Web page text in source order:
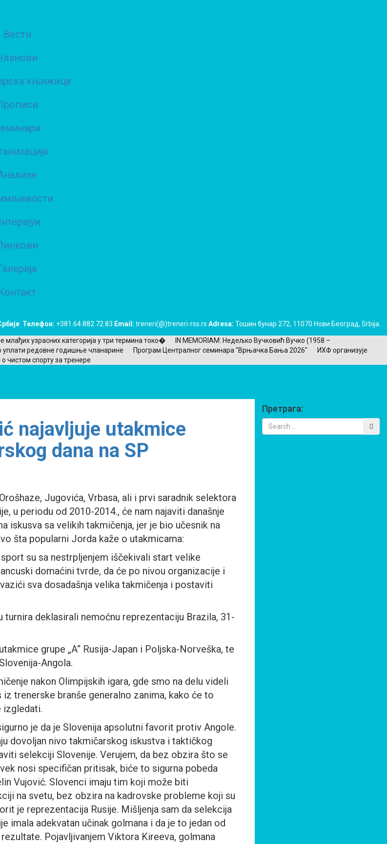
Вести
књижица
Телефон: +381.64.882.72.83 Email: treneri(@)treneri-rss.rs Adresa: Тошин бунар 272, 11070 Нови Београд, Srbija.
млађих узрасних категорија у три термина токо�
IN MEMORIAM: Недељко Вучковић Вучко (1958 –
уплати редовне годишње чланарине Програм Централног семинара "Врњачка Бања 2026"
ИХФ организује
чистом спорту за тренере
najavljuje utakmice
dana na SP
Jugovića, Vrbasa, ali i prvi saradnik selektora
u periodu od 2010-2014., će nam najaviti današnje
iskusva sa velikih takmičenja, jer je bio učesnik na
šta popularni Jorda kaže o utakmicama:
su sa nestrpljenjem iščekivali start velike
domaćini tvrde, da će po nivou organizacije i
sva dosadašnja velika takmičenja i postaviti
turnira deklasirali nemoćnu reprezentaciju Brazila, 31-
grupe „A“ Rusija-Japan i Poljska­-Norveška, te
Angola.
nakon Olimpijskih igara, gde smo na delu videli
iz trenerske branše generalno zanima, kako će to
izgledati.
je da je Slovenija apsolutni favorit protiv Angole.
dovoljan nivo takmičarskog iskustva i taktičkog
selekciji Slovenije. Verujem, da bez obzira što se
nosi specifičan pritisak, biće to sigurna pobeda
Vujović. Slovenci imaju tim koji može biti
na svetu, bez obzira na kadrovske probleme koji su
je reprezentacija Rusije. Mišljenja sam da selekcija
imala adekvatan učinak golmana i da je to jedan od
Pojavljivanjem Viktora Kireeva, golmana
Претрага: